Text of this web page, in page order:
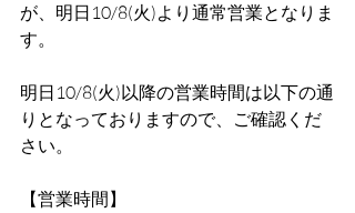
が、明日10/8(火)より通常営業となりま
す。
明日10/8(火)以降の営業時間は以下の通
りとなっておりますので、ご確認くだ
さい。
【営業時間】